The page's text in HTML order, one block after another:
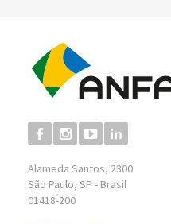
Alameda Santos, 2300
São Paulo, SP - Brasil
01418-200